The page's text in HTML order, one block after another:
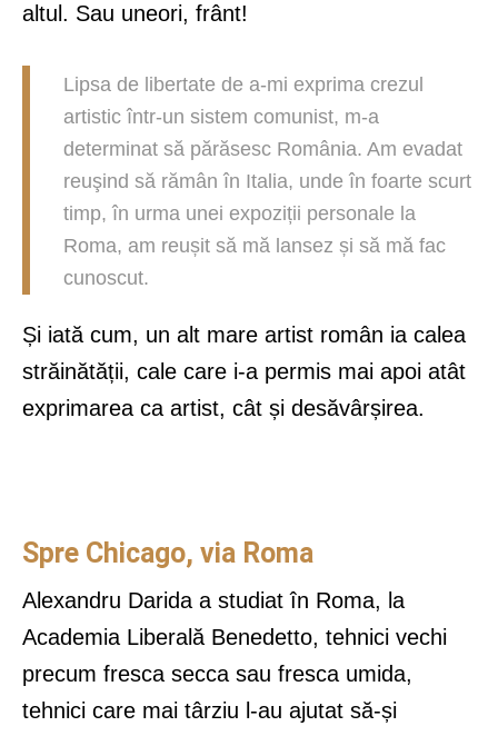
altul. Sau uneori, frânt!
Lipsa de libertate de a-mi exprima crezul
artistic într-un sistem comunist, m-a
determinat să părăsesc România. Am evadat
reuşind să rămân în Italia, unde în foarte scurt
timp, în urma unei expoziții personale la
Roma, am reușit să mă lansez și să mă fac
cunoscut.
Și iată cum, un alt mare artist român ia calea
străinătății, cale care i-a permis mai apoi atât
exprimarea ca artist, cât și desăvârșirea.
Spre Chicago, via Roma
Alexandru Darida a studiat în Roma, la
Academia Liberală Benedetto, tehnici vechi
precum fresca secca sau fresca umida,
tehnici care mai târziu l-au ajutat să-și